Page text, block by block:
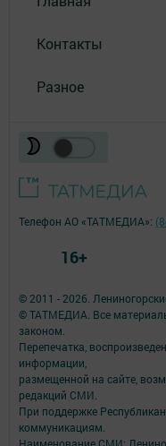
Контакты
Разное
© 2011 - 2026.
© ТАТМЕДИА. Все
законом.
Перепечатка,
информации,
размещенной на сайте,
редакций СМИ.
При поддержке
коммуникациям.
Наименование СМИ:
Телефон АО «ТАТМЕДИА»:
16+